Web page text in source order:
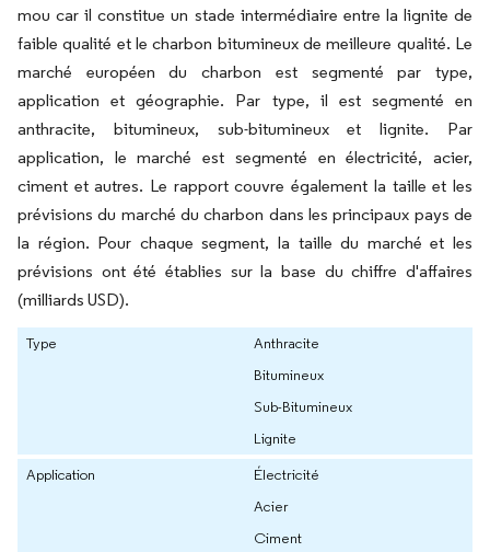
mou car il constitue un stade intermédiaire entre la lignite de
faible qualité et le charbon bitumineux de meilleure qualité. Le
marché européen du charbon est segmenté par type,
application et géographie. Par type, il est segmenté en
anthracite, bitumineux, sub-bitumineux et lignite. Par
application, le marché est segmenté en électricité, acier,
ciment et autres. Le rapport couvre également la taille et les
prévisions du marché du charbon dans les principaux pays de
la région. Pour chaque segment, la taille du marché et les
prévisions ont été établies sur la base du chiffre d'affaires
(milliards USD).
Type
Anthracite
Bitumineux
Sub-Bitumineux
Lignite
Application
Électricité
Acier
Ciment